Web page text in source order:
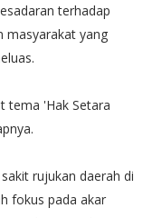
terhadap
masyarakat yang
tema 'Hak Setara
rujukan daerah di
fokus pada akar